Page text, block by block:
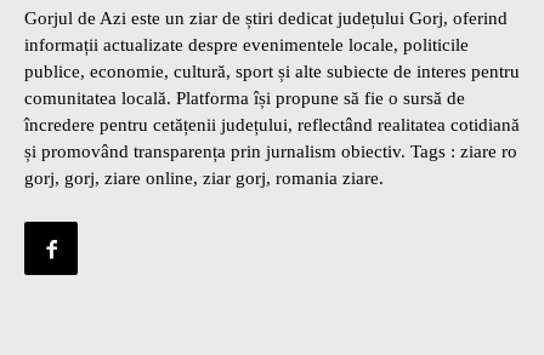
Gorjul de Azi este un ziar de știri dedicat județului Gorj, oferind
informații actualizate despre evenimentele locale, politicile
publice, economie, cultură, sport și alte subiecte de interes pentru
comunitatea locală. Platforma își propune să fie o sursă de
încredere pentru cetățenii județului, reflectând realitatea cotidiană
și promovând transparența prin jurnalism obiectiv. Tags : ziare ro
gorj, gorj, ziare online, ziar gorj, romania ziare.